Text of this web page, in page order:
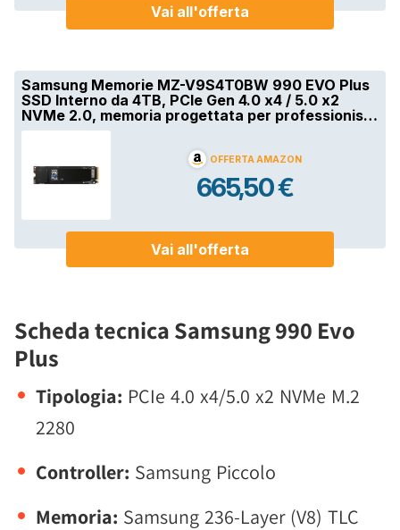
Scheda tecnica Samsung 990 Evo
Plus
Tipologia: PCIe 4.0 x4/5.0 x2 NVMe M.2
2280
Controller: Samsung Piccolo
Memoria: Samsung 236-Layer (V8) TLC